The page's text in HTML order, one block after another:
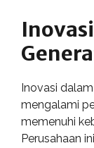
Inovasi
mengalami
memenuhi
Perusahaan